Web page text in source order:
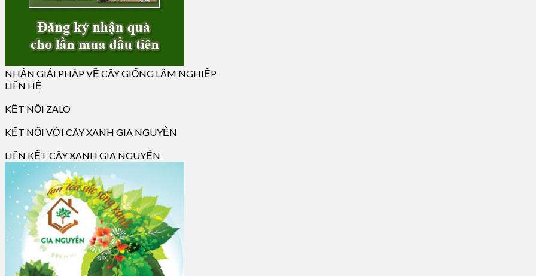
NHẬN GIẢI PHÁP VỀ CÂY GIỐNG LÂM NGHIỆP
LIÊN HỆ
KẾT NỐI ZALO
KẾT NỐI VỚI CÂY XANH GIA NGUYỄN
LIÊN KẾT CÂY XANH GIA NGUYỄN